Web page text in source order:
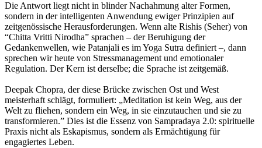
Die Antwort liegt nicht in blinder Nachahmung alter Formen,
sondern in der intelligenten Anwendung ewiger Prinzipien auf
zeitgenössische Herausforderungen. Wenn alte Rishis (Seher) von
“Chitta Vritti Nirodha” sprachen – der Beruhigung der
Gedankenwellen, wie Patanjali es im Yoga Sutra definiert –, dann
sprechen wir heute von Stressmanagement und emotionaler
Regulation. Der Kern ist derselbe; die Sprache ist zeitgemäß.
Deepak Chopra, der diese Brücke zwischen Ost und West
meisterhaft schlägt, formuliert: „Meditation ist kein Weg, aus der
Welt zu fliehen, sondern ein Weg, in sie einzutauchen und sie zu
transformieren.” Dies ist die Essenz von Sampradaya 2.0: spirituelle
Praxis nicht als Eskapismus, sondern als Ermächtigung für
engagiertes Leben.